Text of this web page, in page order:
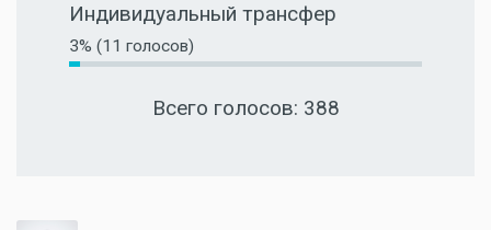
Индивидуальный трансфер
3% (11 голосов)
Всего голосов: 388